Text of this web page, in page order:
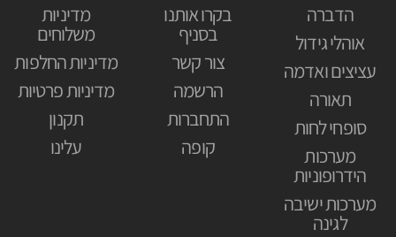
הדברה
אוהלי גידול
עציצים ואדמה
תאורה
סופחי לחות
מערכות
הידרופוניות
מערכות ישיבה
לגינה
בקרו אותנו
בסניף
צור קשר
הרשמה
התחברות
קופה
מדיניות
משלוחים
מדיניות החלפות
מדיניות פרטיות
תקנון
עלינו